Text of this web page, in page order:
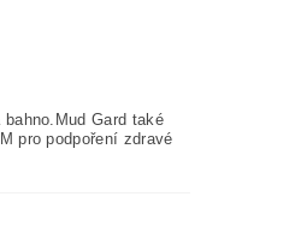
Gard také
pro podpoření zdravé